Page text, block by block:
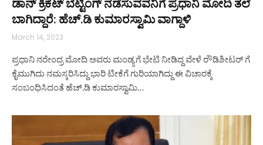
ಬಾಗಿದ್ದಾರೆ: ಹೆಚ್.ಡಿ ಕುಮಾರಸ್ವಾಮಿ ವಾಗ್ದಾಳಿ
March 14, 2023
ಪ್ರಧಾನಿ ನರೇಂದ್ರ ಮೋದಿ ಅವರು ಮಂಡ್ಯಗೆ ಭೇಟಿ ನೀಡಿದ್ದ ವೇಳೆ ರೌಡಿಶೀಟರ್ ಗೆ
ಕೈಮುಗಿದು ನಮಸ್ಕರಿಸಿದ್ದು ಭಾರಿ ಟೀಕೆಗೆ ಗುರಿಯಾಗಿದ್ದು ಈ ವಿಚಾರಕ್ಕೆ
ಸಂಬಂಧಿಸಿದಂತೆ ಹೆಚ್.ಡಿ ಕುಮಾರಸ್ವಾಮಿ…